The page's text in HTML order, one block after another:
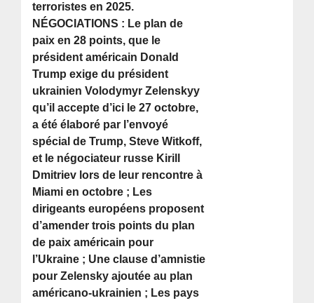
terroristes en 2025.
NÉGOCIATIONS : Le plan de
paix en 28 points, que le
président américain Donald
Trump exige du président
ukrainien Volodymyr Zelenskyy
qu’il accepte d’ici le 27 octobre,
a été élaboré par l’envoyé
spécial de Trump, Steve Witkoff,
et le négociateur russe Kirill
Dmitriev lors de leur rencontre à
Miami en octobre ; Les
dirigeants européens proposent
d’amender trois points du plan
de paix américain pour
l’Ukraine ; Une clause d’amnistie
pour Zelensky ajoutée au plan
américano-ukrainien ; Les pays